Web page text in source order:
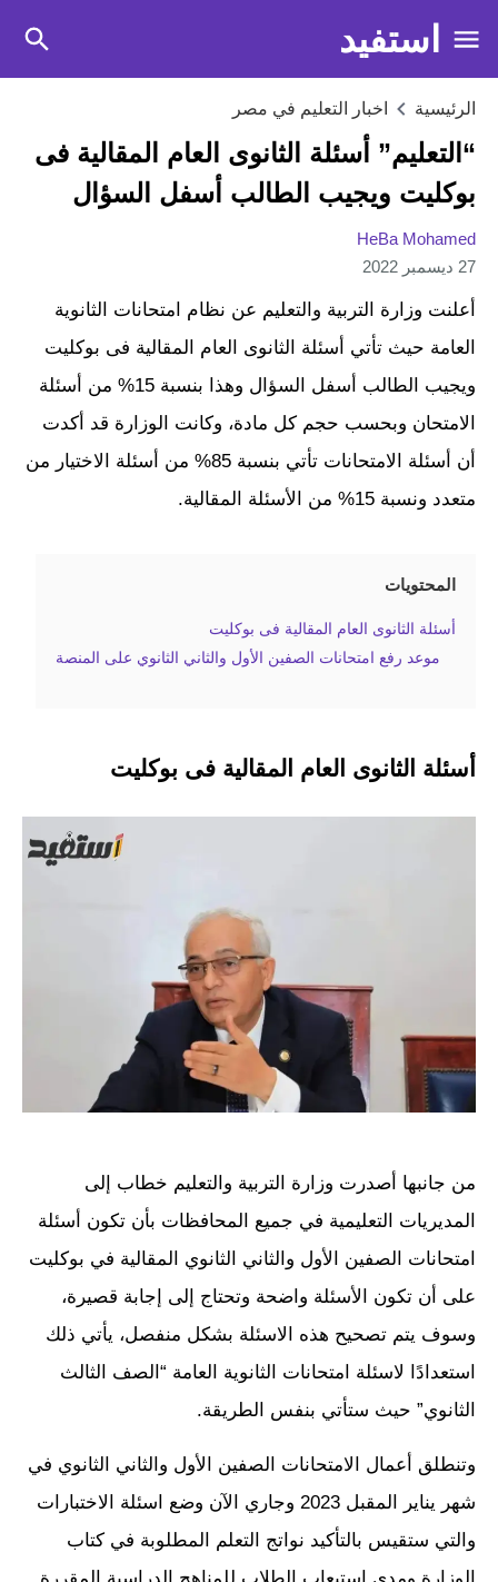
استفيد
الرئيسية اخبار التعليم في مصر
“التعليم” أسئلة الثانوى العام المقالية فى
بوكليت ويجيب الطالب أسفل السؤال
HeBa Mohamed
27 ديسمبر 2022
أعلنت وزارة التربية والتعليم عن نظام امتحانات الثانوية
العامة حيث تأتي أسئلة الثانوى العام المقالية فى بوكليت
ويجيب الطالب أسفل السؤال وهذا بنسبة 15% من أسئلة
الامتحان وبحسب حجم كل مادة، وكانت الوزارة قد أكدت
أن أسئلة الامتحانات تأتي بنسبة 85% من أسئلة الاختيار من
متعدد ونسبة 15% من الأسئلة المقالية.
المحتويات
أسئلة الثانوى العام المقالية فى بوكليت
موعد رفع امتحانات الصفين الأول والثاني الثانوي على المنصة
أسئلة الثانوى العام المقالية فى بوكليت
من جانبها أصدرت وزارة التربية والتعليم خطاب إلى
المديريات التعليمية في جميع المحافظات بأن تكون أسئلة
امتحانات الصفين الأول والثاني الثانوي المقالية في بوكليت
على أن تكون الأسئلة واضحة وتحتاج إلى إجابة قصيرة،
وسوف يتم تصحيح هذه الاسئلة بشكل منفصل، يأتي ذلك
استعدادًا لاسئلة امتحانات الثانوية العامة “الصف الثالث
الثانوي” حيث ستأتي بنفس الطريقة.
وتنطلق أعمال الامتحانات الصفين الأول والثاني الثانوي في
شهر يناير المقبل 2023 وجاري الآن وضع اسئلة الاختبارات
والتي ستقيس بالتأكيد نواتج التعلم المطلوبة في كتاب